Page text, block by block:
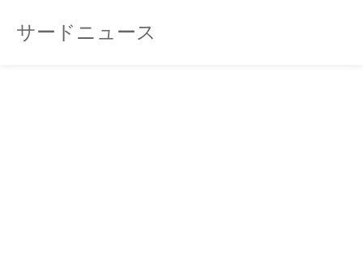
サードニュース